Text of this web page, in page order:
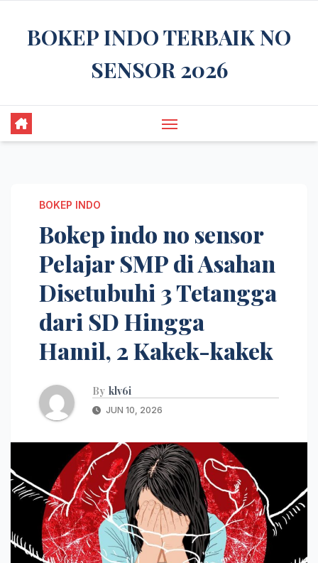
BOKEP INDO TERBAIK NO
SENSOR 2026
BOKEP INDO
Bokep indo no sensor
Pelajar SMP di Asahan
Disetubuhi 3 Tetangga
dari SD Hingga
Hamil, 2 Kakek-kakek
By klv6i
JUN 10, 2026